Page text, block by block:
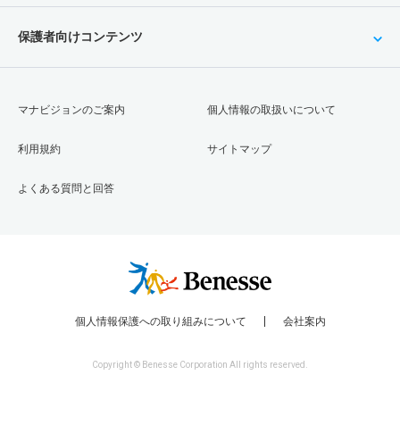
保護者向けコンテンツ
マナビジョンのご案内
利用規約
よくある質問と回答
個人情報の取扱いについて
サイトマップ
個人情報保護への取り組みについて 会社案内
Copyright © Benesse Corporation All rights reserved.